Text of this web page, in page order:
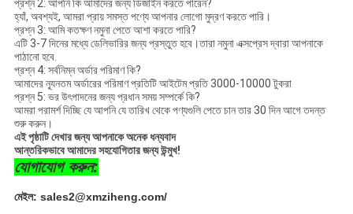
প্রশ্ন 2: আপনি কি আমাদের জন্য ডিজাইন করতে পারেন?
হ্যাঁ, অবশ্যই, আমরা প্রায় সমস্ত পণ্যে আপনার লোগো মুদ্রণ করতে পারি।
প্রশ্ন 3: আমি কতক্ষণ নমুনা পেতে আশা করতে পারি?
এটি 3-7 দিনের মধ্যে ডেলিভারির জন্য প্রস্তুত হবে।তারা নমুনা এক্সপ্রেস দ্বারা আপনাকে
পাঠানো হবে.
প্রশ্ন 4: সর্বনিম্ন অর্ডার পরিমাণ কি?
আমাদের ন্যূনতম অর্ডারের পরিমাণ প্রতিটি আইটেম প্রতি 3000-10000 টুকরা
প্রশ্ন 5: ভর উৎপাদনের জন্য প্রধান সময় সম্পর্কে কি?
আমরা পরামর্শ দিচ্ছি যে আপনি যে তারিখ থেকে পণ্যগুলি পেতে চান তার 30 দিন আগে তদন্ত
শুরু করুন।
এই পৃষ্ঠাটি দেখার জন্য আপনাকে অনেক ধন্যবাদ
আন্তরিকভাবে আমাদের সহযোগিতার জন্য উন্মুখ!
যোগাযোগ করুন:
মেইল: sales2@xmziheng.com/